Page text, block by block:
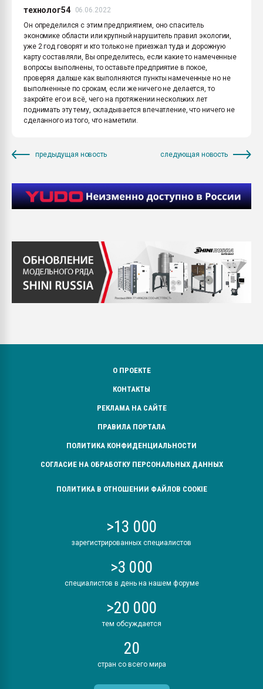
технолог54
06.06.2022
Он определился с этим предприятием, оно спаситель
экономике области или крупный нарушитель правил экологии,
уже 2 год говорят и кто только не приезжал туда и дорожную
карту составляли, Вы определитесь, если какие то намеченные
вопросы выполнены, то оставьте предприятие в покое,
проверяя дальше как выполняются пункты намеченные но не
выполненные по срокам, если же ничего не делается, то
закройте его и всё, чего на протяжении нескольких лет
поднимать эту тему, складывается впечатление, что ничего не
сделанного из того, что наметили.
предыдущая новость следующая новость
О ПРОЕКТЕ
КОНТАКТЫ
РЕКЛАМА НА САЙТЕ
ПРАВИЛА ПОРТАЛА
ПОЛИТИКА КОНФИДЕНЦИАЛЬНОСТИ
СОГЛАСИЕ НА ОБРАБОТКУ ПЕРСОНАЛЬНЫХ ДАННЫХ
ПОЛИТИКА В ОТНОШЕНИИ ФАЙЛОВ COOKIE
>13 000
зарегистрированных специалистов
>3 000
специалистов в день на нашем форуме
>20 000
тем обсуждается
20
стран со всего мира